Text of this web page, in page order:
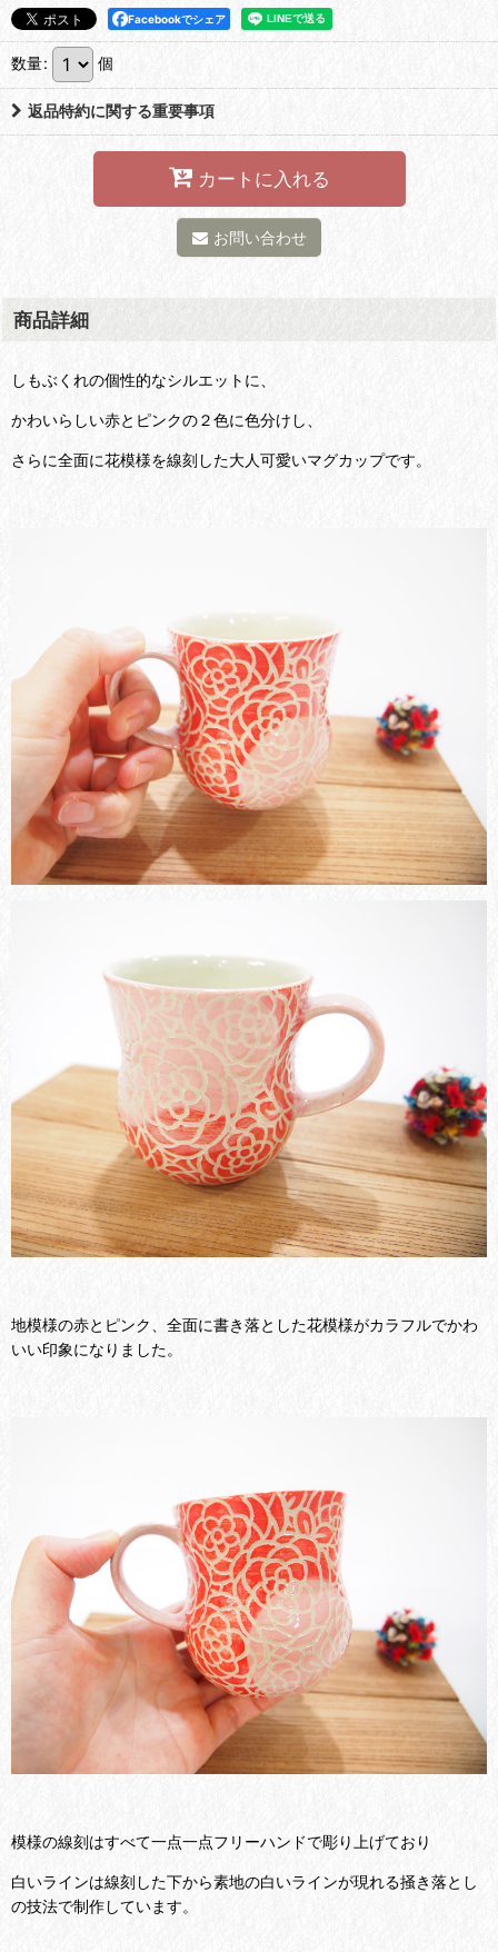
Facebookでシェア
数量: 個
返品特約に関する重要事項
カートに入れる
お問い合わせ
商品詳細
しもぶくれの個性的なシルエットに、
かわいらしい赤とピンクの２色に色分けし、
さらに全面に花模様を線刻した大人可愛いマグカップです。
地模様の赤とピンク、全面に書き落とした花模様がカラフルでかわ
いい印象になりました。
模様の線刻はすべて一点一点フリーハンドで彫り上げており
白いラインは線刻した下から素地の白いラインが現れる掻き落とし
の技法で制作しています。